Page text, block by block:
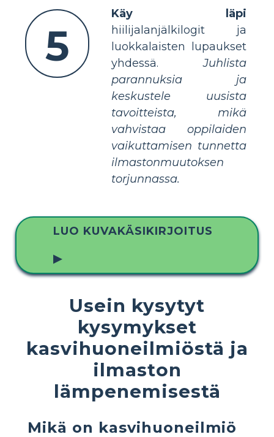
5
Käy läpi
hiilijalanjälkilogit ja
luokkalaisten lupaukset
yhdessä.Juhlista
parannuksia ja
keskustele uusista
tavoitteista, mikä
vahvistaa oppilaiden
vaikuttamisen tunnetta
ilmastonmuutoksen
torjunnassa.
LUO KUVAKÄSIKIRJOITUS
▶
Usein kysytyt
kysymykset
kasvihuoneilmiöstä ja
ilmaston
lämpenemisestä
Mikä on kasvihuoneilmiö